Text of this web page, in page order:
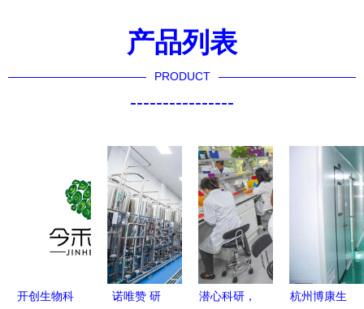
产品列表
PRODUCT
----------------
开创生物科
诺唯赞 研
潜心科研，
杭州博康生